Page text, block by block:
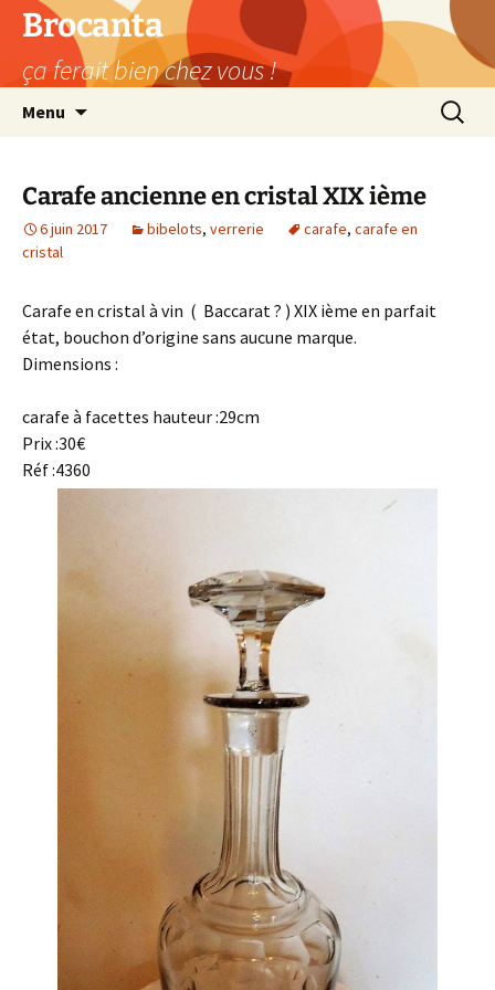
Aller
contenu
Brocanta
ça ferait bien chez vous !
Menu
Carafe ancienne en cristal XIX ième
6 juin 2017 bibelots, verrerie carafe, carafe en
cristal
Carafe en cristal à vin ( Baccarat ? ) XIX ième en parfait
état, bouchon d’origine sans aucune marque.
Dimensions :
carafe à facettes hauteur :29cm
Prix :30€
Réf :4360